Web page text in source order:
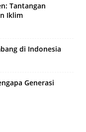
Tantangan
Iklim
di Indonesia
Generasi